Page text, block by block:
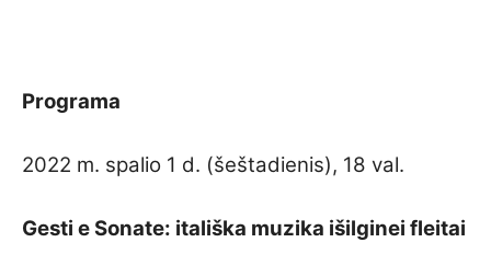
Programa
2022 m. spalio 1 d. (šeštadienis), 18 val.
Gesti e Sonate: itališka muzika išilginei fleitai